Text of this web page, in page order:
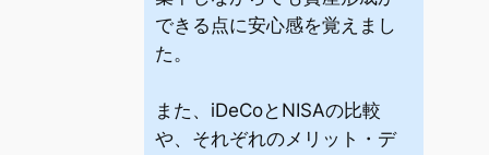
できる点に安心感を覚えまし
た。
また、iDeCoとNISAの比較
や、それぞれのメリット・デ